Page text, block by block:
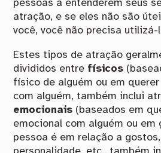
pessoas a entenderem seus
atração, e se eles não são
você, você não precisa utilizá-
Estes tipos de atração
divididos entre físicos
físico de alguém ou em
com alguém, também inclui
emocionais (baseados em
emocional com alguém ou em
pessoa é em relação a